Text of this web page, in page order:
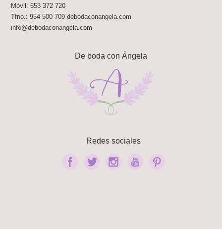
Móvil:653 372 720
Tfno.:954 500 709 debodaconangela.com
info@debodaconangela.com
De boda con Ángela
Redes sociales